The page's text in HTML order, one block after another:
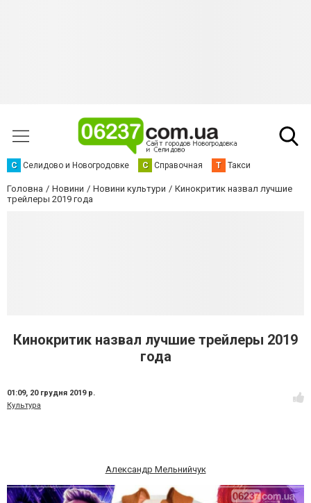
С Селидово и Новогродовке С Справочная Т Такси
Головна Новини Новини культури
Кинокритик назвал лучшие
трейлеры 2019 года
Кинокритик назвал лучшие трейлеры 2019
года
01:09, 20 грудня 2019 р.
Культура
Александр Мельнийчук